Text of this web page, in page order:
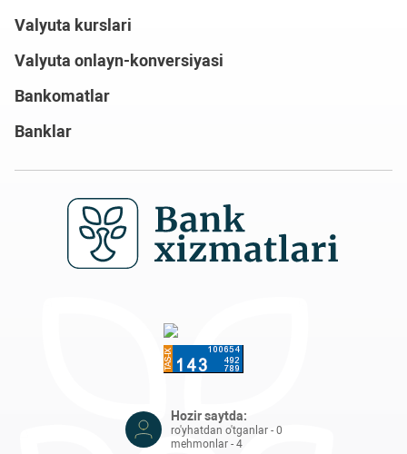
Valyuta kurslari
Valyuta onlayn-konversiyasi
Bankomatlar
Banklar
Hozir saytda:
ro'yhatdan o'tganlar - 0
mehmonlar - 4